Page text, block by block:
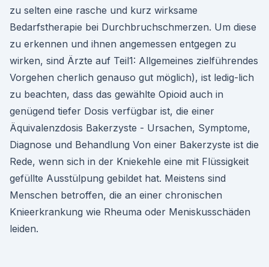
zu selten eine rasche und kurz wirksame
Bedarfstherapie bei Durchbruchschmerzen. Um diese
zu erkennen und ihnen angemessen entgegen zu
wirken, sind Ärzte auf Teil1: Allgemeines zielführendes
Vorgehen cherlich genauso gut möglich), ist ledig-lich
zu beachten, dass das gewählte Opioid auch in
genügend tiefer Dosis verfügbar ist, die einer
Äquivalenzdosis Bakerzyste - Ursachen, Symptome,
Diagnose und Behandlung Von einer Bakerzyste ist die
Rede, wenn sich in der Kniekehle eine mit Flüssigkeit
gefüllte Ausstülpung gebildet hat. Meistens sind
Menschen betroffen, die an einer chronischen
Knieerkrankung wie Rheuma oder Meniskusschäden
leiden.